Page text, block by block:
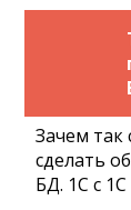
Зачем
сделать
БД. 1С с